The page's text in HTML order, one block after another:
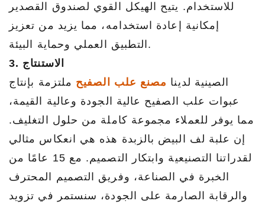
للاستخدام. يتيح الهيكل القوي لصندوق القصدير
إمكانية إعادة استخدامه، مما يزيد من تعزيز
التطبيق العملي وحماية البيئة.
3. الاستنتاج
الصينية لدينا مصنع علب الصفيح ملتزمة بإنتاج
عبوات علب الصفيح عالية الجودة وعالية القيمة،
مما يوفر للعملاء مجموعة كاملة من حلول التغليف.
إن علبة لف البيض بالزبدة هذه هي انعكاس مثالي
لقدراتنا التصنيعية وابتكار التصميم. مع 15 عامًا من
الخبرة في الصناعة، وفريق التصميم المحترف
والرقابة الصارمة على الجودة، سنستمر في تزويد